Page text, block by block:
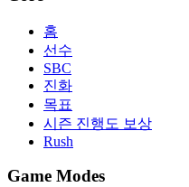
홈
선수
SBC
진화
목표
시즌 진행도 보상
Rush
Game Modes